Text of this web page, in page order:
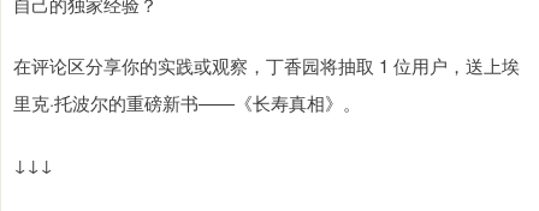
在评论区分享你的实践或观察，丁香园将抽取 1 位用户，送上埃
里克·托波尔的重磅新书——《长寿真相》。
↓↓↓